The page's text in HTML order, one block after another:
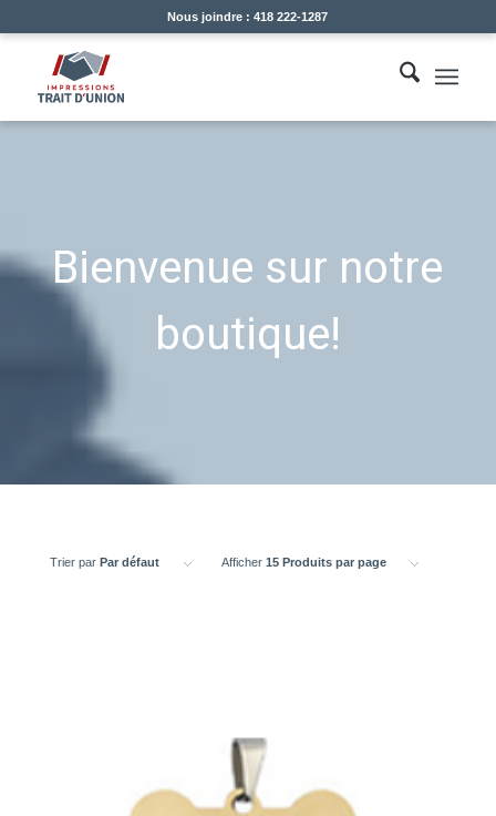
Nous joindre : 418 222-1287
Bienvenue sur notre
boutique!
Trier par Par défaut Afficher 15 Produits par page